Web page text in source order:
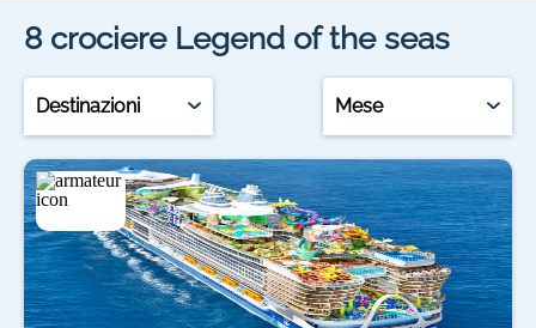
Legend of the Seas si distingue per il suo fascino
e cabine attentamente arredate, questa nave offre
un'esperienza di crociera lussuosa. Dalle cabine
intime alle suite sontuose, il comfort è garantito. Il
servizio impeccabile a bordo crea un'atmosfera
accogliente, facendo di ogni passeggero un membro
onorato di questa leggenda marina.
Un'ampia gamma di attività su Legend of
the Seas
A bordo di Legend of the Seas, le attività abbondano
per soddisfare tutti i gusti. Dai luoghi dedicati ai
8 crociere Legend of the seas
Destinazioni Mese